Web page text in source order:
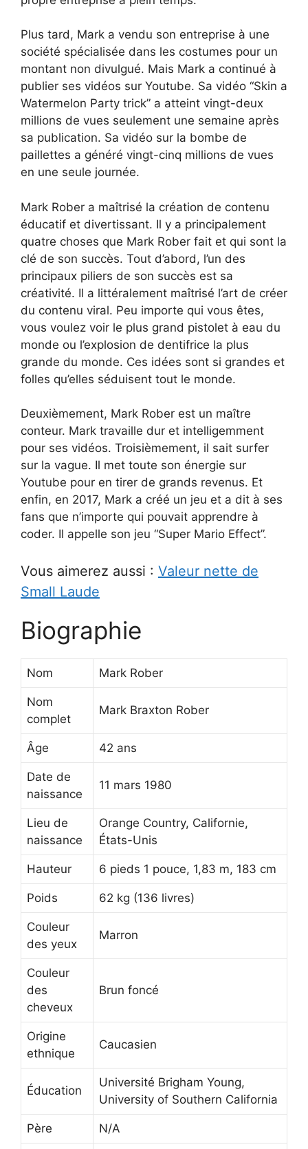
Plus tard, Mark a vendu son entreprise à une
société spécialisée dans les costumes pour un
montant non divulgué. Mais Mark a continué à
publier ses vidéos sur Youtube. Sa vidéo “Skin a
Watermelon Party trick” a atteint vingt-deux
millions de vues seulement une semaine après
sa publication. Sa vidéo sur la bombe de
paillettes a généré vingt-cinq millions de vues
en une seule journée.
Mark Rober a maîtrisé la création de contenu
éducatif et divertissant. Il y a principalement
quatre choses que Mark Rober fait et qui sont la
clé de son succès. Tout d’abord, l’un des
principaux piliers de son succès est sa
créativité. Il a littéralement maîtrisé l’art de créer
du contenu viral. Peu importe qui vous êtes,
vous voulez voir le plus grand pistolet à eau du
monde ou l’explosion de dentifrice la plus
grande du monde. Ces idées sont si grandes et
folles qu’elles séduisent tout le monde.
Deuxièmement, Mark Rober est un maître
conteur. Mark travaille dur et intelligemment
pour ses vidéos. Troisièmement, il sait surfer
sur la vague. Il met toute son énergie sur
Youtube pour en tirer de grands revenus. Et
enfin, en 2017, Mark a créé un jeu et a dit à ses
fans que n’importe qui pouvait apprendre à
coder. Il appelle son jeu “Super Mario Effect”.
Vous aimerez aussi : Valeur nette de
Small Laude
Biographie
Nom Mark Rober
Nom
complet
Mark Braxton Rober
Âge 42 ans
Date de
naissance
11 mars 1980
Lieu de
naissance
Orange Country, Californie,
États-Unis
Hauteur 6 pieds 1 pouce, 1,83 m, 183 cm
Poids 62 kg (136 livres)
Couleur
des yeux
Marron
Couleur
des
cheveux
Brun foncé
Origine
ethnique
Caucasien
Éducation
Université Brigham Young,
University of Southern California
Père N/A